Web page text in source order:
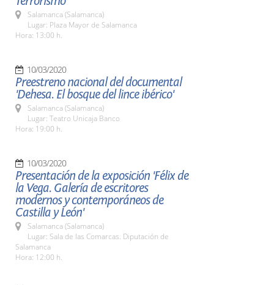
Salamanca (Salamanca)
Lugar: Plaza Mayor de Salamanca
Hora: 13:00 h.
10/03/2020
Preestreno nacional del documental
'Dehesa. El bosque del lince ibérico'
Salamanca (Salamanca)
Lugar: Teatro Unicaja Banco
Hora: 19:00 h.
10/03/2020
Presentación de la exposición 'Félix de
la Vega. Galería de escritores
modernos y contemporáneos de
Castilla y León'
Salamanca (Salamanca)
Lugar: Sala de las Comarcas. Diputación de
Salamanca
Hora: 12:00 h.